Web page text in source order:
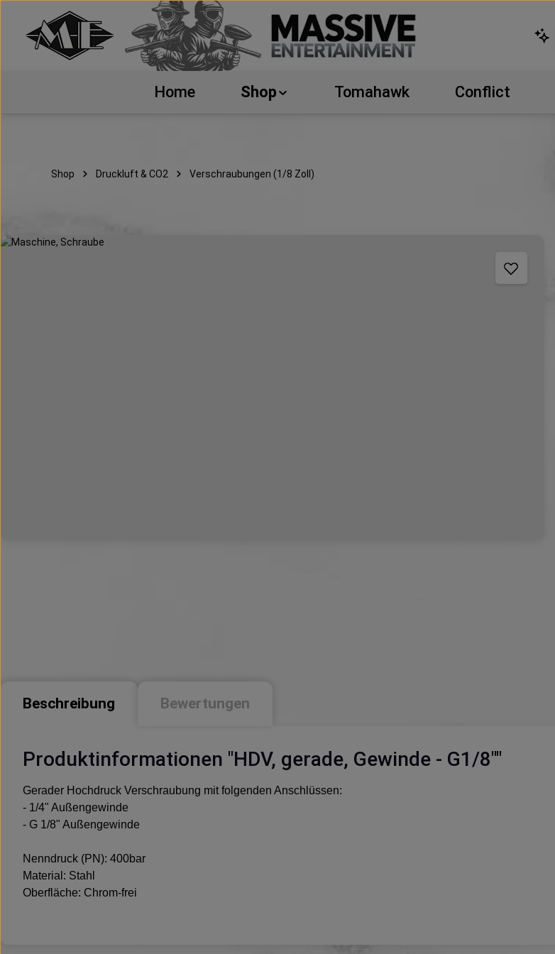
Hauptinhalt springen
Zur Suche springen
Zur Hauptnavigation springen
Home Shop Tomahawk Conflict
Shop Druckluft & CO2 Verschraubungen (1/8 Zoll)
Bildergalerie überspringen
Beschreibung Bewertungen
Produktinformationen "HDV, gerade, Gewinde - G1/8""
Gerader Hochdruck Verschraubung mit folgenden Anschlüssen:
- 1/4" Außengewinde
- G 1/8" Außengewinde
Nenndruck (PN): 400bar
Material: Stahl
Oberfläche: Chrom-frei